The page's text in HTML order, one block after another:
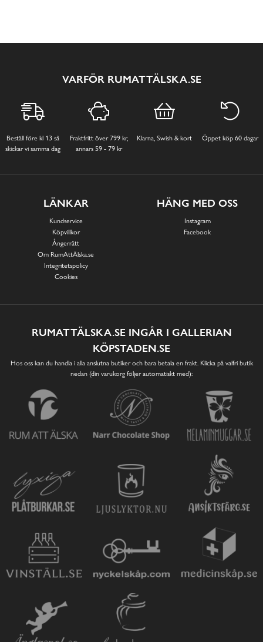
VARFÖR RUMATTÄLSKA.SE
Beställ före kl 13 så
skickar vi samma dag
Fraktfritt över 799 kr,
annars 59 - 79 kr
Klarna, Swish & kort Öppet köp 60 dagar
LÄNKAR
Kundservice
Köpvillkor
Ångerrätt
Om RumAttÄlska.se
Integritetspolicy
Cookies
HÄNG MED OSS
Instagram
Facebook
RUMATTÄLSKA.SE INGÅR I GALLERIAN
KÖPSTADEN.SE
Hos oss kan du handla i alla anslutna butiker och bara betala en frakt. Klicka på valfri butik
nedan (din varukorg följer automatiskt med):